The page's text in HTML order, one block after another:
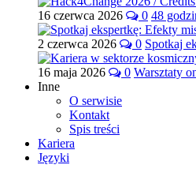
16 czerwca 2026 0 48
2 czerwca 2026 0 Spotkaj
16 maja 2026 0 Warsztaty
Inne
O serwisie
Kontakt
Spis treści
Kariera
Języki